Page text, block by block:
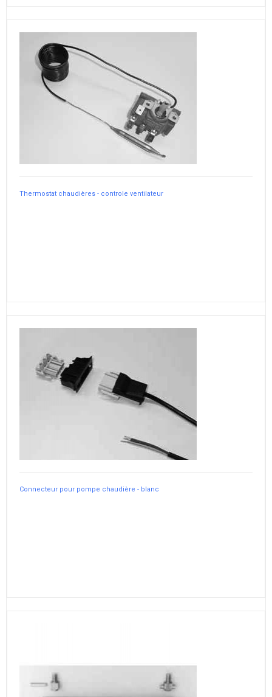
Thermostat chaudières - controle ventilateur
Connecteur pour pompe chaudière - blanc